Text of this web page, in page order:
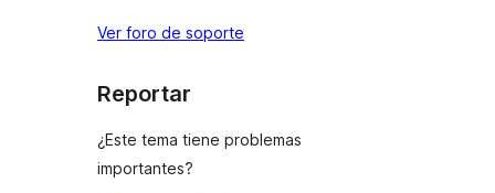
Ver foro de soporte
Reportar
¿Este tema tiene problemas
importantes?